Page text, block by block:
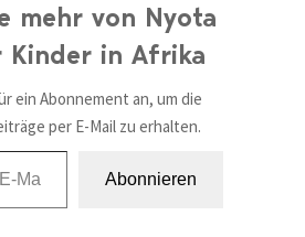
mehr von Nyota
Kinder in Afrika
ein Abonnement an, um die
per E-Mail zu erhalten.
Abonnieren